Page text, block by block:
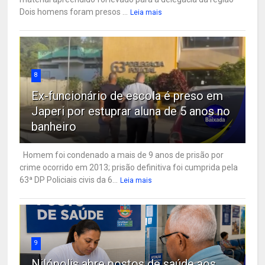
Dois homens foram presos ... Leia mais
8
Ex-funcionário de escola é preso em
Japeri por estuprar aluna de 5 anos no
banheiro
Homem foi condenado a mais de 9 anos de prisão por
crime ocorrido em 2013; prisão definitiva foi cumprida pela
63ª DP Policiais civis da 6... Leia mais
9